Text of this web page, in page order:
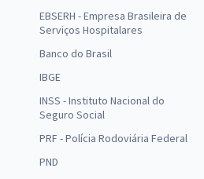
EBSERH - Empresa Brasileira de
Serviços Hospitalares
Banco do Brasil
IBGE
INSS - Instituto Nacional do
Seguro Social
PRF - Polícia Rodoviária Federal
PND